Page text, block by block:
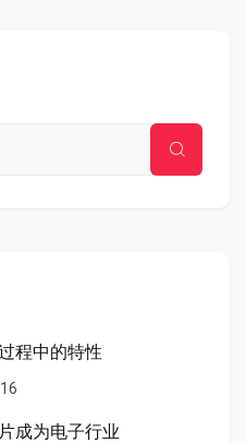
程中的特性
成为电子行业